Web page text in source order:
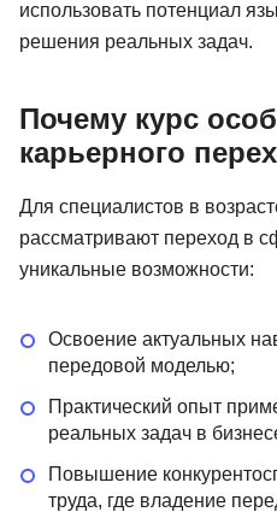
использовать потенциал
решения реальных задач.
Почему курс
карьерного
Для специалистов в
рассматривают переход в
уникальные возможности:
Освоение актуальных
передовой моделью;
Практический опыт
реальных задач в
Повышение
труда, где владение